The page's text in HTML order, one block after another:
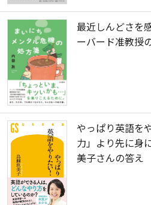
最近しんどさを
ーバード准教授
やっぱり英語を
力」より先に身
美子さんの答え